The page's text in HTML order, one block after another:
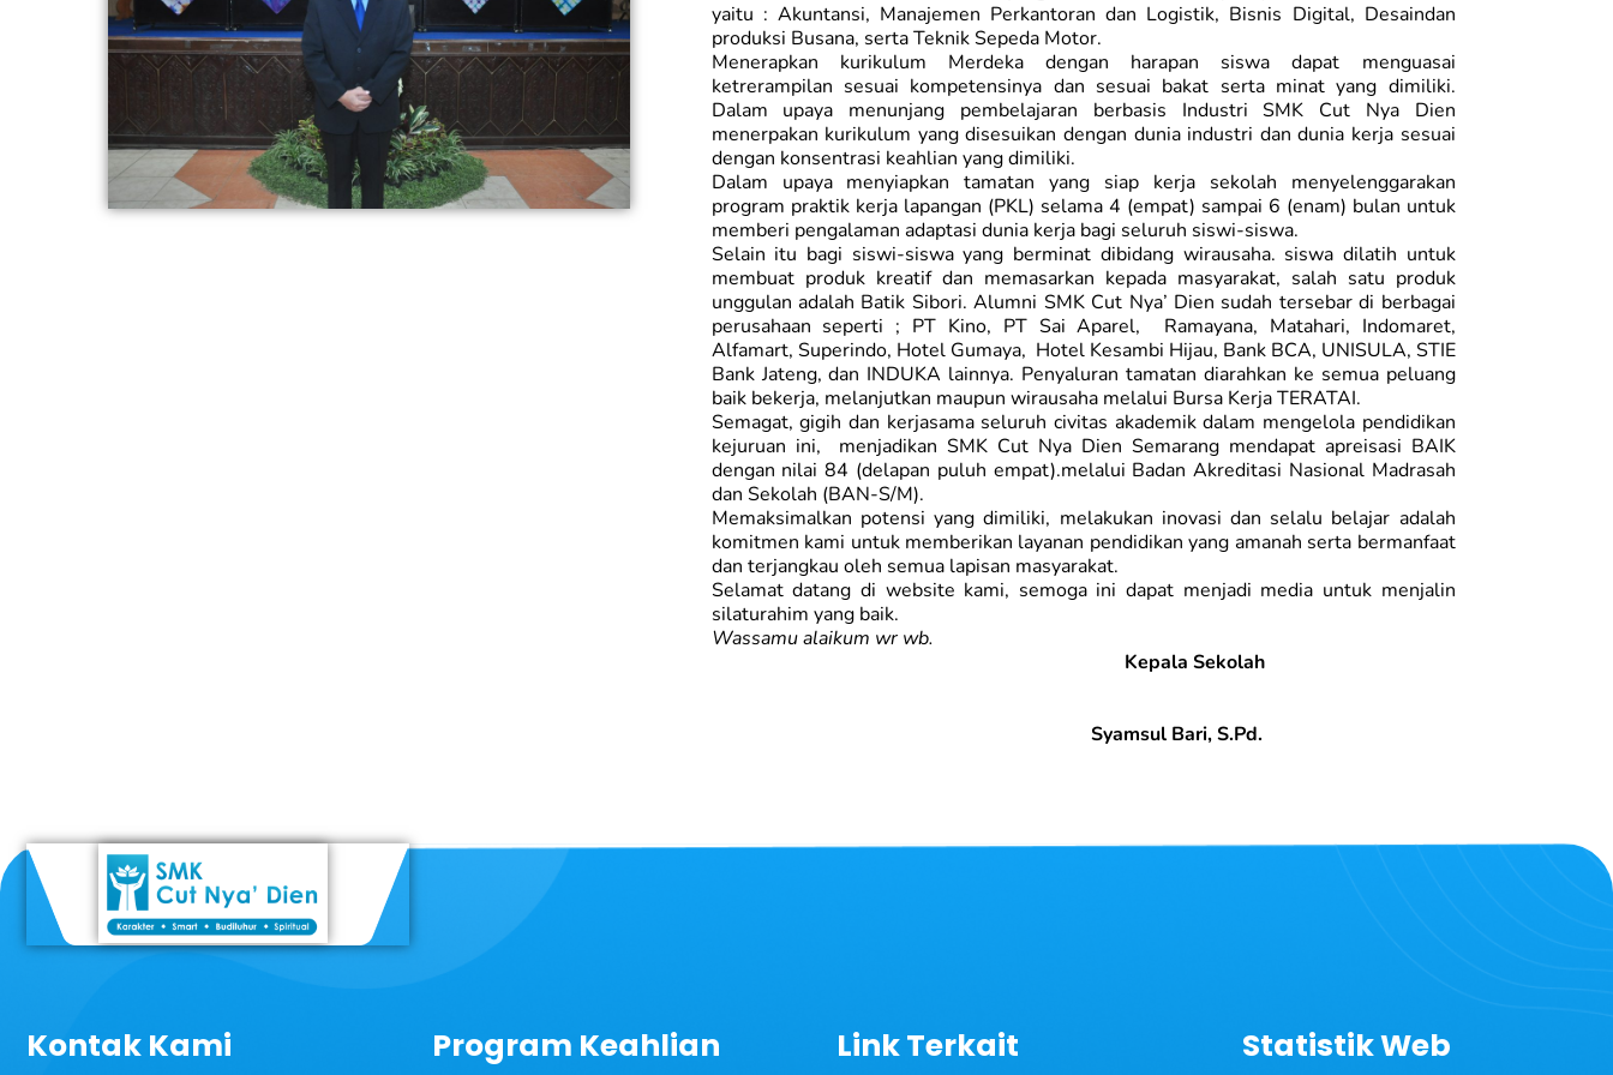
yaitu : Akuntansi, Manajemen Perkantoran dan Logistik, Bisnis Digital, Desaindan
produksi Busana, serta Teknik Sepeda Motor.
Menerapkan kurikulum Merdeka dengan harapan siswa dapat menguasai
ketrerampilan sesuai kompetensinya dan sesuai bakat serta minat yang dimiliki.
Dalam upaya menunjang pembelajaran berbasis Industri SMK Cut Nya Dien
menerpakan kurikulum yang disesuikan dengan dunia industri dan dunia kerja sesuai
dengan konsentrasi keahlian yang dimiliki.
Dalam upaya menyiapkan tamatan yang siap kerja sekolah menyelenggarakan
program praktik kerja lapangan (PKL) selama 4 (empat) sampai 6 (enam) bulan untuk
memberi pengalaman adaptasi dunia kerja bagi seluruh siswi-siswa.
Selain itu bagi siswi-siswa yang berminat dibidang wirausaha. siswa dilatih untuk
membuat produk kreatif dan memasarkan kepada masyarakat, salah satu produk
unggulan adalah Batik Sibori. Alumni SMK Cut Nya’ Dien sudah tersebar di berbagai
perusahaan seperti ; PT Kino, PT Sai Aparel, Ramayana, Matahari, Indomaret,
Alfamart, Superindo, Hotel Gumaya, Hotel Kesambi Hijau, Bank BCA, UNISULA, STIE
Bank Jateng, dan INDUKA lainnya. Penyaluran tamatan diarahkan ke semua peluang
baik bekerja, melanjutkan maupun wirausaha melalui Bursa Kerja TERATAI.
Semagat, gigih dan kerjasama seluruh civitas akademik dalam mengelola pendidikan
kejuruan ini, menjadikan SMK Cut Nya Dien Semarang mendapat apreisasi BAIK
dengan nilai 84 (delapan puluh empat).melalui Badan Akreditasi Nasional Madrasah
dan Sekolah (BAN-S/M).
Memaksimalkan potensi yang dimiliki, melakukan inovasi dan selalu belajar adalah
komitmen kami untuk memberikan layanan pendidikan yang amanah serta bermanfaat
dan terjangkau oleh semua lapisan masyarakat.
Selamat datang di website kami, semoga ini dapat menjadi media untuk menjalin
silaturahim yang baik.
Wassamu alaikum wr wb.
Kepala Sekolah
Syamsul Bari, S.Pd.
Kontak Kami Program Keahlian Link Terkait Statistik Web